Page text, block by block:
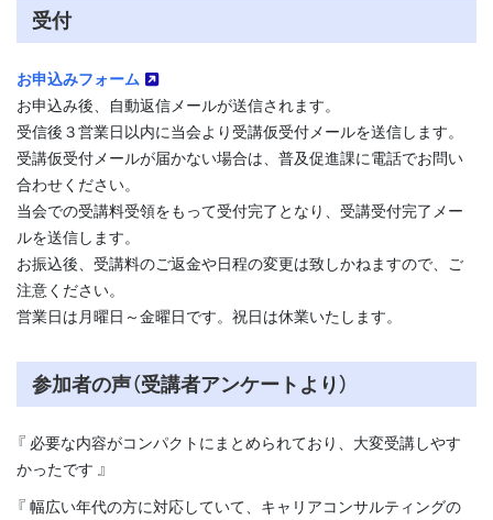
受付
お申込みフォーム
お申込み後、自動返信メールが送信されます。
受信後３営業日以内に当会より受講仮受付メールを送信します。
受講仮受付メールが届かない場合は、普及促進課に電話でお問い
合わせください。
当会での受講料受領をもって受付完了となり、受講受付完了メー
ルを送信します。
お振込後、受講料のご返金や日程の変更は致しかねますので、ご
注意ください。
営業日は月曜日～金曜日です。祝日は休業いたします。
参加者の声（受講者アンケートより）
『 必要な内容がコンパクトにまとめられており、大変受講しやす
かったです 』
『 幅広い年代の方に対応していて、キャリアコンサルティングの